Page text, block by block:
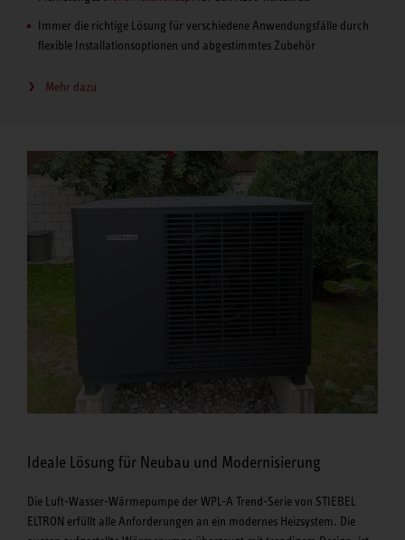
Immer die richtige Lösung für verschiedene Anwendungsfälle durch
flexible Installationsoptionen und abgestimmtes Zubehör
Mehr dazu
Ideale Lösung für Neubau und Modernisierung
Die Luft-Wasser-Wärmepumpe der WPL-A Trend-Serie von STIEBEL
ELTRON erfüllt alle Anforderungen an ein modernes Heizsystem. Die